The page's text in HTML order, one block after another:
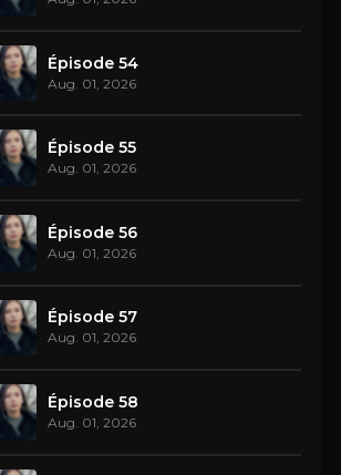
Épisode 54
Aug. 01, 2026
Épisode 55
Aug. 01, 2026
Épisode 56
Aug. 01, 2026
Épisode 57
Aug. 01, 2026
Épisode 58
Aug. 01, 2026